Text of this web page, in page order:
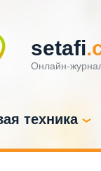
setafi
Онлайн-
техника